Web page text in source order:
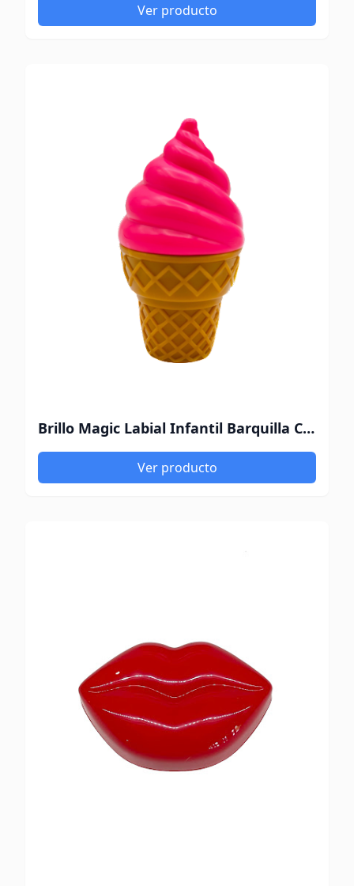
Ver producto
Brillo Magic Labial Infantil Barquilla Cereza
Ver producto